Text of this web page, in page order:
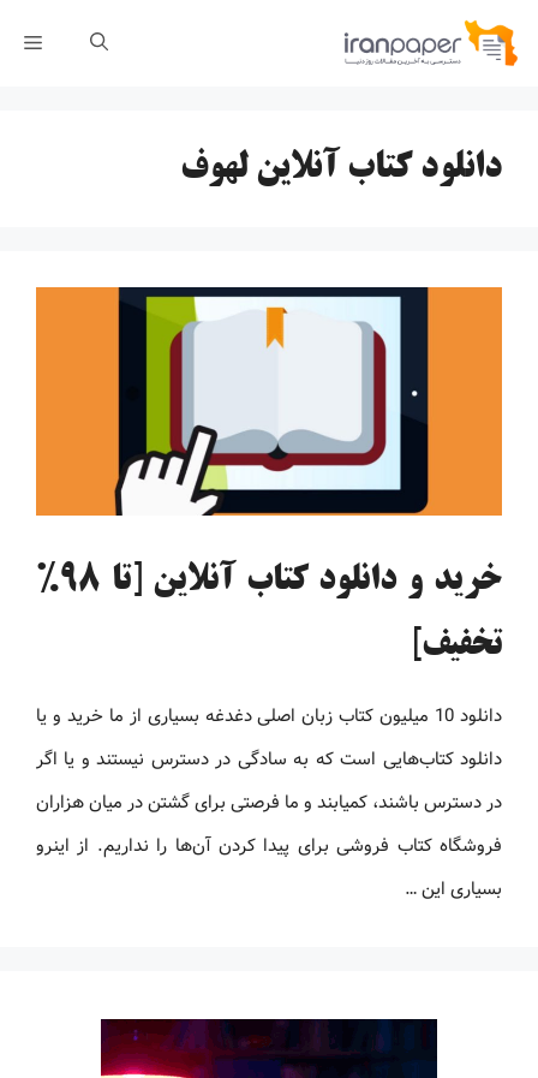
پرش
دانلود کتاب آنلاین لهوف
خرید و دانلود کتاب آنلاین [تا 98%
تخفیف]
دانلود 10 میلیون کتاب زبان اصلی دغدغه بسیاری از ما خرید و یا
دانلود کتاب‌هایی است که به سادگی در دسترس نیستند و یا اگر
در دسترس باشند، کمیابند و ما فرصتی برای گشتن در میان هزاران
فروشگاه کتاب فروشی برای پیدا کردن آن‌ها را نداریم. از اینرو
بسیاری این …